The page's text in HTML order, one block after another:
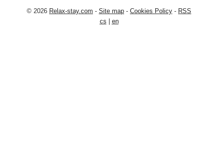
© 2026 Relax-stay.com - Site map - Cookies Policy - RSS
cs
en